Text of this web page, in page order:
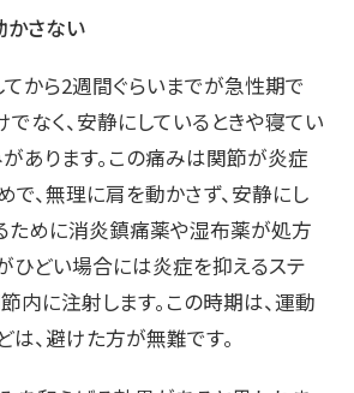
さない
から2週間ぐらいまでが急性期で
でなく、安静にしているときや寝てい
あります。この痛みは関節が炎症
で、無理に肩を動かさず、安静にし
ために消炎鎮痛薬や湿布薬が処方
ひどい場合には炎症を抑えるステ
内に注射します。この時期は、運動
は、避けた方が無難です。